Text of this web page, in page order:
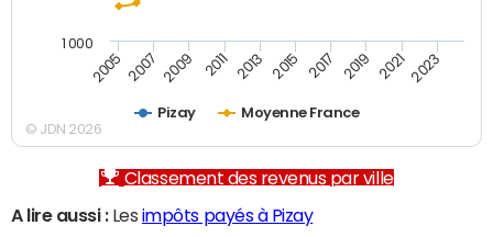
Pizay Moyenne France
2005 2007 2009 2011 2013 2015 2017 2019 2021 2023
1 000
© JDN 2026
Classement des revenus par ville
A lire aussi :Les impôts payés à Pizay